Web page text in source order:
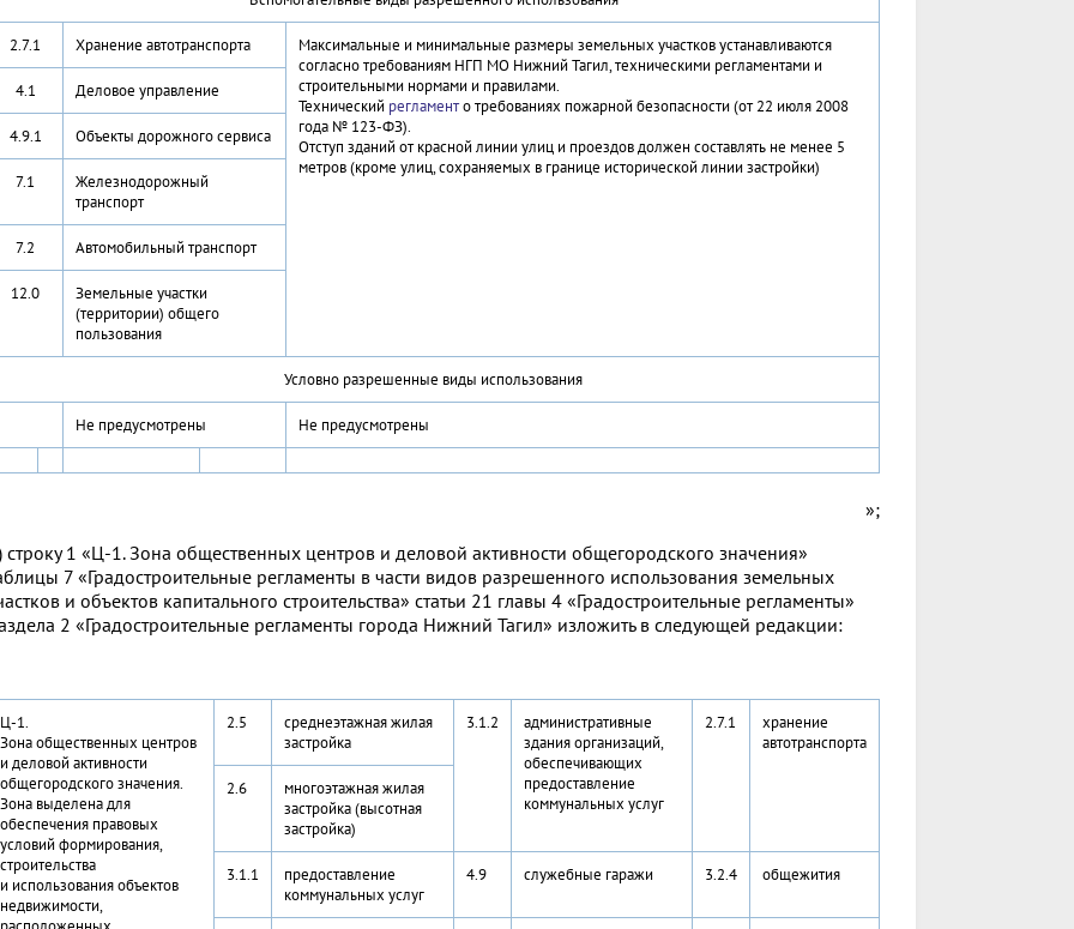
2.7.1 Хранение автотранспорта
Максимальные и минимальные размеры земельных участков устанавливаются
согласно требованиям НГП МО Нижний Тагил, техническими регламентами и
строительными нормами и правилами.
Технический регламенто требованиях пожарной безопасности (от 22 июля 2008
года № 123-ФЗ).
Отступ зданий от красной линии улиц и проездов должен составлять не менее 5
метров (кроме улиц, сохраняемых в границе исторической линии застройки)
4.1 Деловое управление
4.9.1 Объекты дорожного сервиса
7.1
Железнодорожный
транспорт
7.2 Автомобильный транспорт
12.0
Земельные участки
(территории) общего
пользования
Условно разрешенные виды использования
Не предусмотрены Не предусмотрены
»;
строку 1 «Ц-1. Зона общественных центров и деловой активности общегородского значения»
7 «Градостроительные регламенты в части видов разрешенного использования земельных
и объектов капитального строительства» статьи 21 главы 4 «Градостроительные регламенты»
2 «Градостроительные регламенты города Нижний Тагил» изложить в следующей редакции:
Ц-1.
Зона общественных центров
и деловой активности
общегородского значения.
Зона выделена для
обеспечения правовых
условий формирования,
строительства
и использования объектов
недвижимости,
2.5
среднеэтажная жилая
застройка
3.1.2
административные
здания организаций,
обеспечивающих
предоставление
коммунальных услуг
2.7.1
хранение
автотранспорта
2.6
многоэтажная жилая
застройка (высотная
застройка)
3.1.1
предоставление
коммунальных услуг
4.9 служебные гаражи 3.2.4 общежития